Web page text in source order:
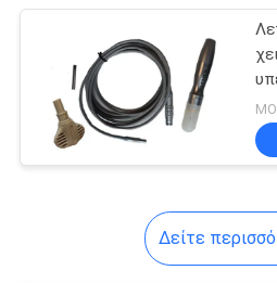
Αρμονικό
νυστέρι
Αρμονική
Δείτε